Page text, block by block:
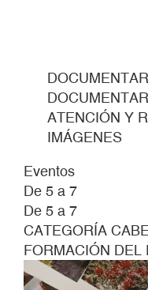
ATENCIÓN Y
IMÁGENES
Eventos
De 5 a 7
De 5 a 7
CATEGORÍA
FORMACIÓN DEL